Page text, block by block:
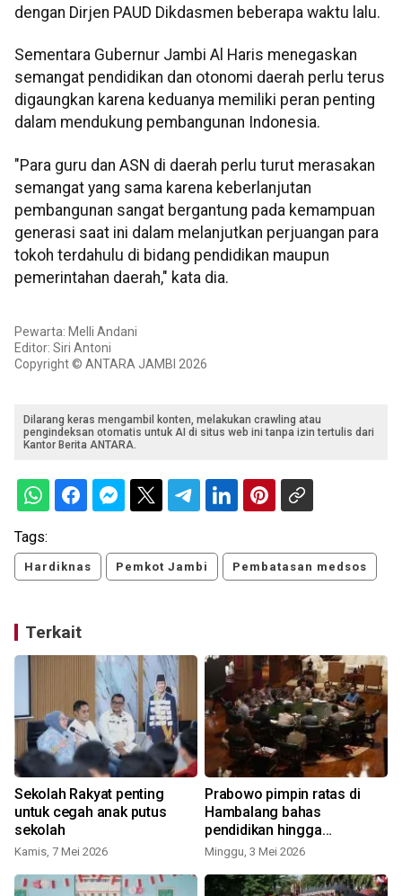
dengan Dirjen PAUD Dikdasmen beberapa waktu lalu.
Sementara Gubernur Jambi Al Haris menegaskan
semangat pendidikan dan otonomi daerah perlu terus
digaungkan karena keduanya memiliki peran penting
dalam mendukung pembangunan Indonesia.
"Para guru dan ASN di daerah perlu turut merasakan
semangat yang sama karena keberlanjutan
pembangunan sangat bergantung pada kemampuan
generasi saat ini dalam melanjutkan perjuangan para
tokoh terdahulu di bidang pendidikan maupun
pemerintahan daerah," kata dia.
Pewarta: Melli Andani
Editor: Siri Antoni
Copyright © ANTARA JAMBI 2026
Dilarang keras mengambil konten, melakukan crawling atau
pengindeksan otomatis untuk AI di situs web ini tanpa izin tertulis dari
Kantor Berita ANTARA.
Tags:
Hardiknas Pemkot Jambi Pembatasan medsos
Terkait
Sekolah Rakyat penting
untuk cegah anak putus
sekolah
Kamis, 7 Mei 2026
Prabowo pimpin ratas di
Hambalang bahas
pendidikan hingga
pertahanan
Minggu, 3 Mei 2026